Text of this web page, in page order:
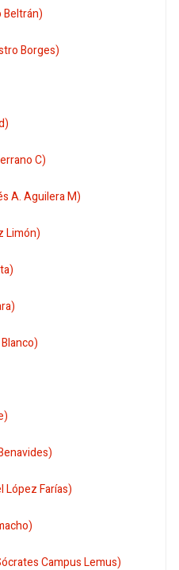
Beltrán)
Borges)
C)
A. Aguilera M)
Limón)
Farías)
Campus Lemus)